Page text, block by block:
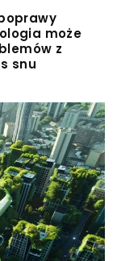
może
z
snu